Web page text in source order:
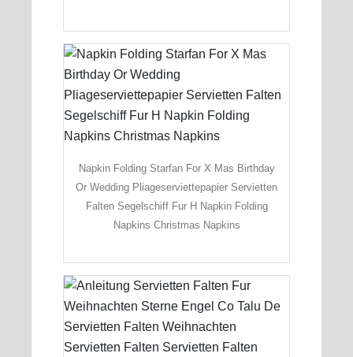
Napkin Folding Starfan For X Mas Birthday
Or Wedding Pliageserviettepapier Servietten
Falten Segelschiff Fur H Napkin Folding
Napkins Christmas Napkins